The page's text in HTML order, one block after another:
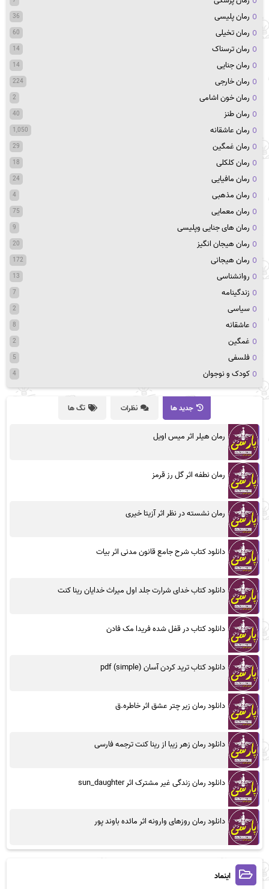
رمان پلیسی 36
رمان تخیلی 60
رمان ترسناک 14
رمان جنایی 14
رمان خارجی 224
رمان خون اشامی 2
رمان طنز 40
رمان عاشقانه 1,050
رمان غمگین 29
رمان کلکلی 18
رمان مافیایی 24
رمان مذهبی 4
رمان معمایی 75
رمان های جنایی وپلیسی 9
رمان هیجان انگیز 20
رمان هیجانی 172
روانشناسی 13
زندگینامه 7
سیاسی 2
عاشقانه 8
غمگین 2
فلسفی 5
کودک و نوجوان 4
جدید ها نظرات تگ ها
رمان هیلر اثر میس اویل
رمان نطفه اثر گل رز قرمز
رمان نشسته در نظر اثر آزیتا خیری
دانلود کتاب شرح جامع قانون مدنی اثر بیات
دانلود کتاب خدای شرارت جلد اول میراث خدایان رینا کنت
دانلود کتاب در قفل شده فریدا مک فادن
دانلود کتاب ترید کردن آسان (simple) pdf
دانلود رمان زیر چتر عشق اثر خاطره.ق
دانلود رمان زهر زیبا از رینا کنت ترجمه فارسی
دانلود رمان زندگی غیر مشترک اثر sun_daughter
دانلود رمان روزهای وارونه اثر مائده باوند پور
اینماد